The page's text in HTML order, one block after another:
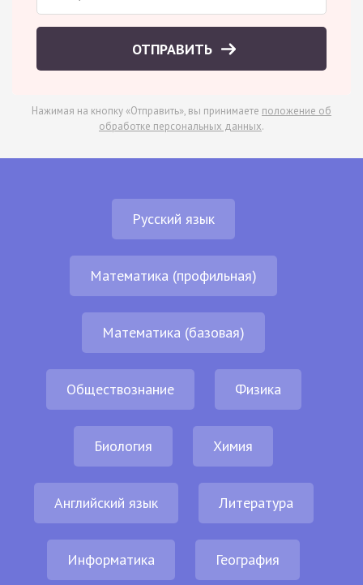
ОТПРАВИТЬ
Нажимая на кнопку «Отправить», вы принимаете положение об
обработке персональных данных.
Русский язык
Математика (профильная)
Математика (базовая)
Обществознание Физика
Биология Химия
Английский язык Литература
Информатика География